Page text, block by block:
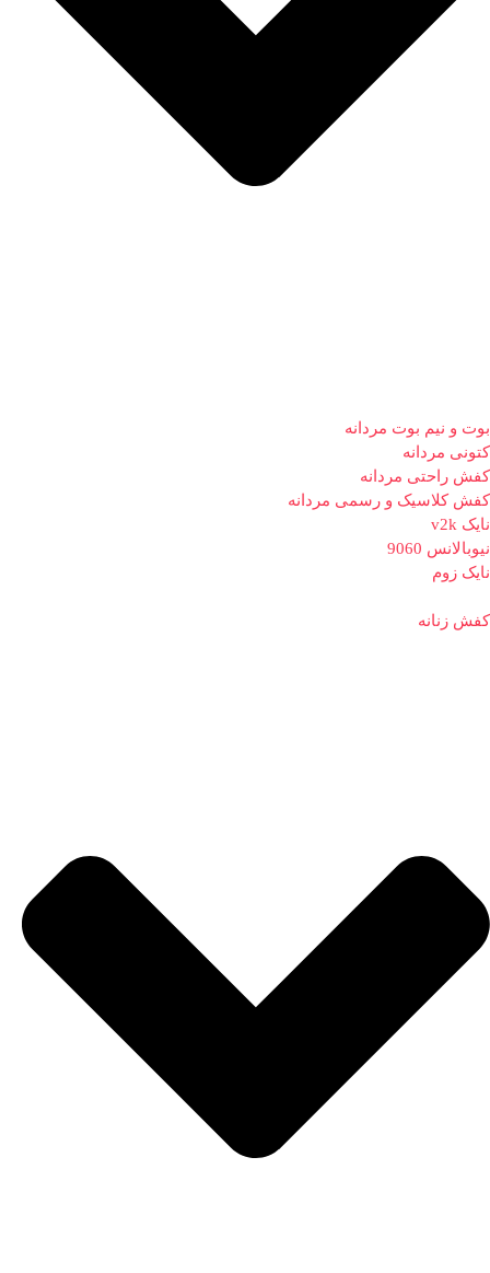
بوت و نیم بوت مردانه
کتونی مردانه
کفش راحتی مردانه
کفش کلاسیک و رسمی مردانه
نایک v2k
نیوبالانس 9060
نایک زوم
کفش زنانه